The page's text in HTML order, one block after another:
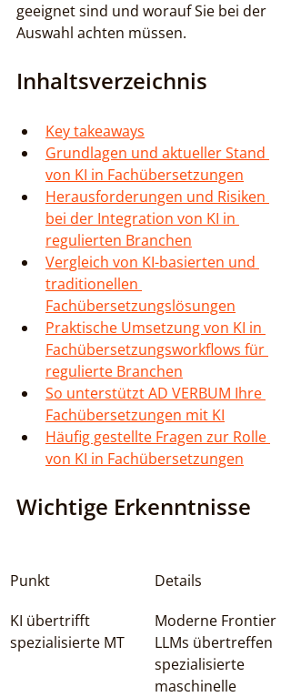
geeignet sind und worauf Sie bei der
Auswahl achten müssen.
Inhaltsverzeichnis
Key takeaways
Grundlagen und aktueller Stand
von KI in Fachübersetzungen
Herausforderungen und Risiken
bei der Integration von KI in
regulierten Branchen
Vergleich von KI-basierten und
traditionellen
Fachübersetzungslösungen
Praktische Umsetzung von KI in
Fachübersetzungsworkflows für
regulierte Branchen
So unterstützt AD VERBUM Ihre
Fachübersetzungen mit KI
Häufig gestellte Fragen zur Rolle
von KI in Fachübersetzungen
Wichtige Erkenntnisse
Punkt
Details
KI übertrifft
spezialisierte MT
Moderne Frontier
LLMs übertreffen
spezialisierte
maschinelle